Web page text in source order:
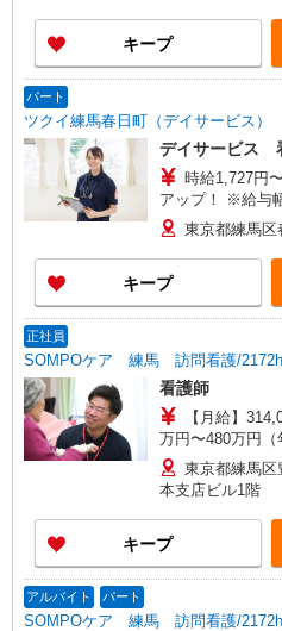
キープ
パート
ツクイ練馬春日町（デイサービス）
デイサービス
時給1,727円〜1,957円 ★土
アップ！ ※給与
東京都練馬区
キープ
正社員
SOMPOケア 練馬 訪問看護/
看護師
【月給】314,000円
万円〜480万円（年2回
手当、働きがい
分）等、 毎月平
す。 ◎月給は経験により異なります。 ◎残業時は
別途時間外手当支給
給2.08ヶ月分/年支
東京都練馬
本支店ビル1階
キープ
アルバイト パート
SOMPOケア 練馬 訪問看護/